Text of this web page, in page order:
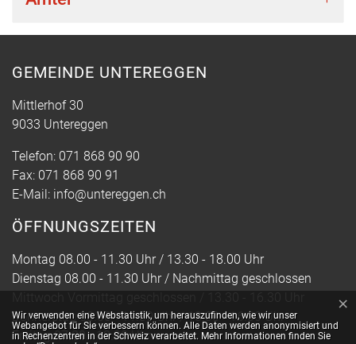
GEMEINDE UNTEREGGEN
Mittlerhof 30
9033 Untereggen
Telefon: 071 868 90 90
Fax: 071 868 90 91
E-Mail: info@untereggen.ch
ÖFFNUNGSZEITEN
Montag 08.00 - 11.30 Uhr / 13.30 - 18.00 Uhr
Dienstag 08.00 - 11.30 Uhr / Nachmittag geschlossen
Donnerstag 08.00 - 11.30 Uhr / 13.30 - 16.30 Uhr
Freitag 07.30 - 13.30 Uhr
Webstatistik
Wir verwenden eine Webstatistik, um herauszufinden, wie wir unser
Webangebot für Sie verbessern können. Alle Daten werden anonymisiert und
in Rechenzentren in der Schweiz verarbeitet. Mehr Informationen finden Sie
×